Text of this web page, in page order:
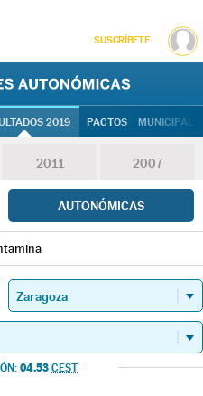
SUSCRÍBETE
2019 PACTOS
2011 2007
AUTONÓMICAS
04.53 CEST